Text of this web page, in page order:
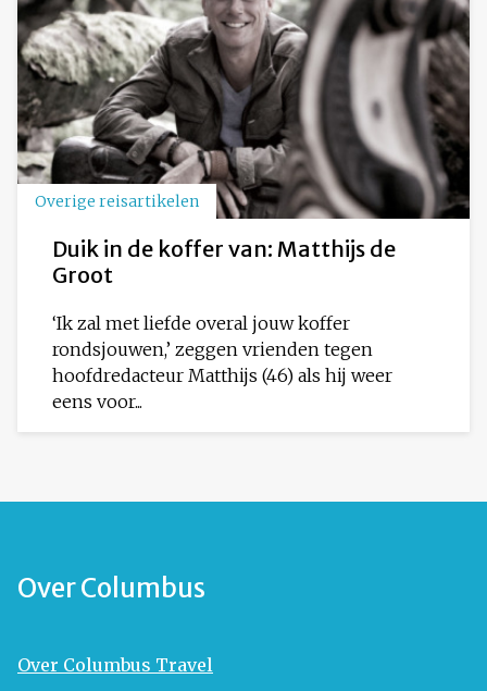
Overige reisartikelen
Duik in de koffer van: Matthijs de
Groot
‘Ik zal met liefde overal jouw koffer
rondsjouwen,’ zeggen vrienden tegen
hoofdredacteur Matthijs (46) als hij weer
eens voor...
Over Columbus
Over Columbus Travel